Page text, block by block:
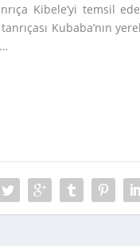
Kibele’yi
Kubaba’nın